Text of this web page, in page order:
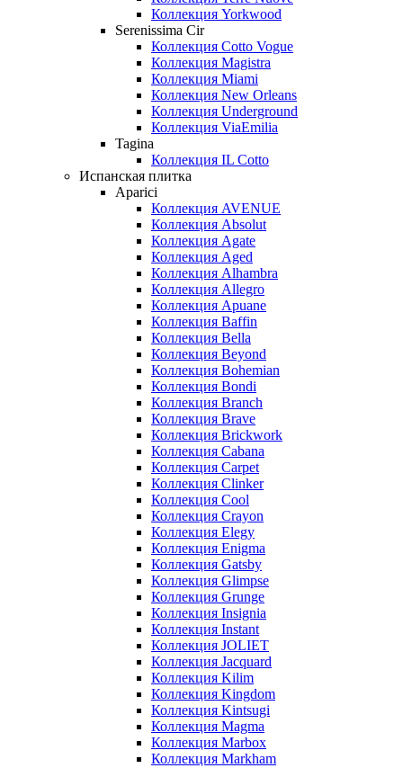
Коллекция Yorkwood
Serenissima Cir
Коллекция Cotto Vogue
Коллекция Magistra
Коллекция Miami
Коллекция New Orleans
Коллекция Underground
Коллекция ViaEmilia
Tagina
Коллекция IL Cotto
Испанская плитка
Aparici
Коллекция AVENUE
Коллекция Absolut
Коллекция Agate
Коллекция Aged
Коллекция Alhambra
Коллекция Allegro
Коллекция Apuane
Коллекция Baffin
Коллекция Bella
Коллекция Beyond
Коллекция Bohemian
Коллекция Bondi
Коллекция Branch
Коллекция Brave
Коллекция Brickwork
Коллекция Cabana
Коллекция Carpet
Коллекция Clinker
Коллекция Cool
Коллекция Crayon
Коллекция Elegy
Коллекция Enigma
Коллекция Gatsby
Коллекция Glimpse
Коллекция Grunge
Коллекция Insignia
Коллекция Instant
Коллекция JOLIET
Коллекция Jacquard
Коллекция Kilim
Коллекция Kingdom
Коллекция Kintsugi
Коллекция Magma
Коллекция Marbox
Коллекция Markham